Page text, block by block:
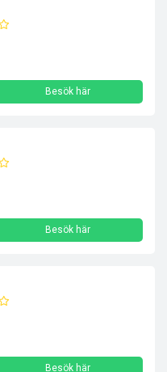
Besök här
Besök här
Besök här